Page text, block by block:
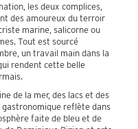
les deux complices,
des amoureux du terroir
marine, salicorne ou
Tout est sourcé
un travail main dans la
rendent cette belle
de la mer, des lacs et des
reflète dans
faite de bleu et de